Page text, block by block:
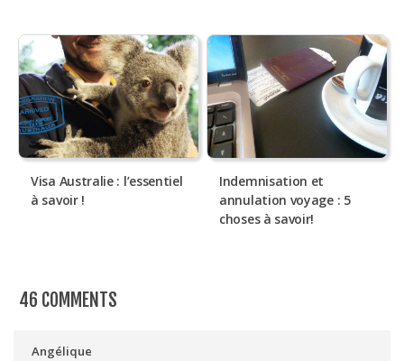
Visa Australie : l’essentiel
à savoir !
Indemnisation et
annulation voyage : 5
choses à savoir!
46 COMMENTS
Angélique